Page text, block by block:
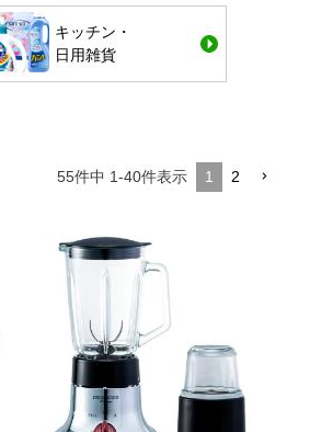
キッチン・
日用雑貨
55件中 1-40件表示 1 2